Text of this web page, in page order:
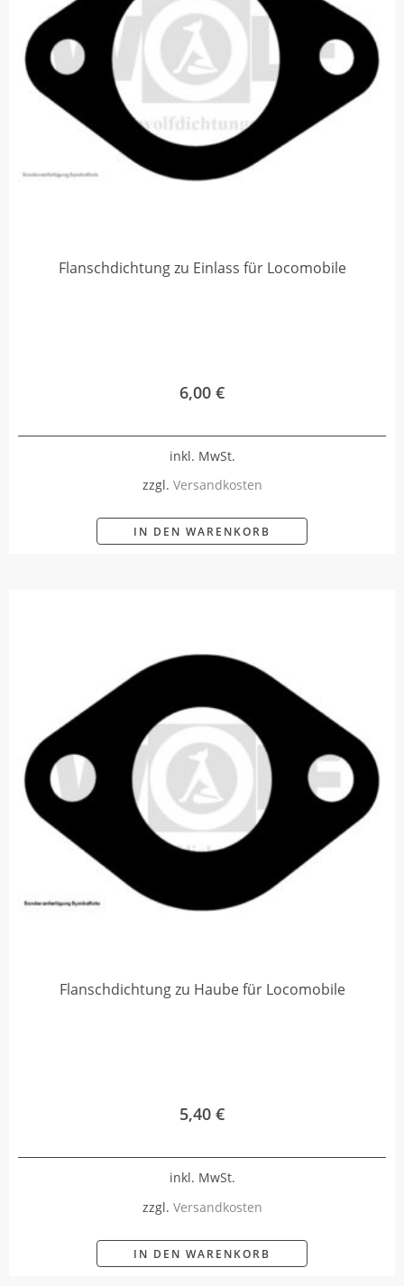
Flanschdichtung zu Einlass für Locomobile
6,00 €
inkl. MwSt.
zzgl. Versandkosten
IN DEN WARENKORB
Flanschdichtung zu Haube für Locomobile
5,40 €
inkl. MwSt.
zzgl. Versandkosten
IN DEN WARENKORB